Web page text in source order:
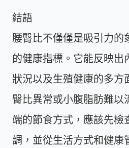
結語
腰臀比不僅僅是吸引力的
的健康指標。它能反映出
狀況以及生殖健康的多方
臀比異常或小腹脂肪難以
端的節食方式，應該先檢
調，並從生活方式和健康